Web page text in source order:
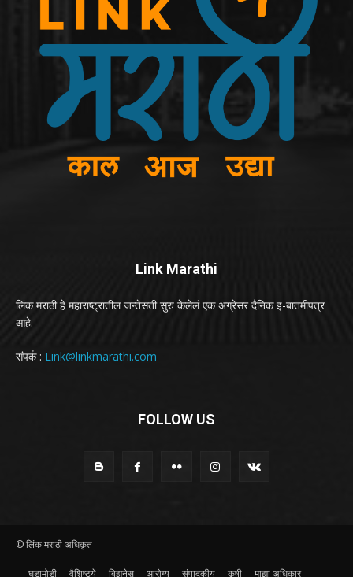
Link Marathi
लिंक मराठी हे महाराष्ट्रातील जन्तेसती सुरु केलेलं एक अग्रेसर दैनिक इ-बातमीपत्र
आहे.
संपर्क : Link@linkmarathi.com
FOLLOW US
© लिंक मराठी अधिकृत
घडामोडी वैशिष्ट्ये बिझनेस आरोग्य संपादकीय कृषी माझा अधिकार